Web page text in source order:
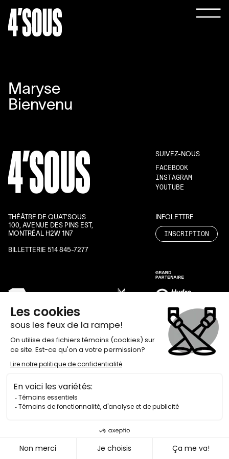
Maryse
Bienvenu
SUIVEZ-NOUS
FACEBOOK
INSTAGRAM
YOUTUBE
THÉÂTRE DE QUAT’SOUS
100, AVENUE DES PINS EST,
MONTRÉAL H2W 1N7
BILLETTERIE 514 845-7277
INFOLETTRE
INSCRIPTION